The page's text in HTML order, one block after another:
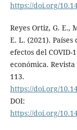
https://doi.org/
Reyes Ortiz, G. E.,
E. L. (2021).
efectos del
económica.
113.
https://doi.org/
DOI:
https://doi.org/